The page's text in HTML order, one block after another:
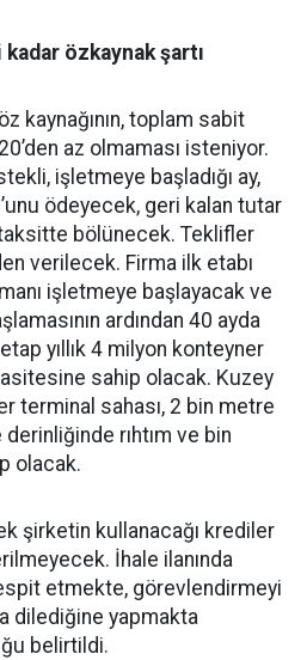
kadar özkaynak şartı
kaynağının, toplam sabit
az olmaması isteniyor.
işletmeye başladığı ay,
ödeyecek, geri kalan tutar
bölünecek. Teklifler
verilecek. Firma ilk etabı
işletmeye başlayacak ve
ardından 40 ayda
yıllık 4 milyon konteyner
sahip olacak. Kuzey
terminal sahası, 2 bin metre
rıhtım ve bin
olacak.
şirketin kullanacağı krediler
İhale ilanında
etmekte, görevlendirmeyi
dilediğine yapmakta
belirtildi.